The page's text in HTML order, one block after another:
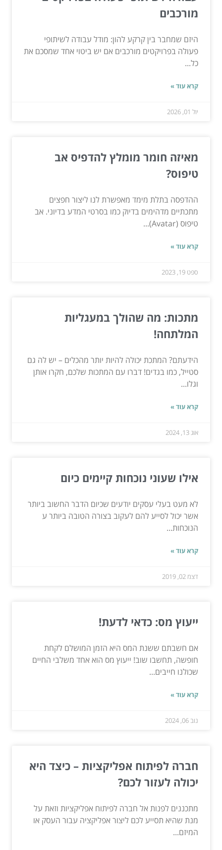
מורכבים
היזם שמחבר בין קרקע להון: מודל עבודה לשיתופי
פעולה בפרויקטים מורכבים אם יש ביטוי אחד שמסכם את
כל...
קרא עוד »
יול 01, 2026
מאיזה חומר מומלץ להדפיס אב
טיפוס?
ההדפסה בתלת מימד מאפשרת לנו ליצור חפצים
מתכתיים מדהימים בדיוק כמו בסרטי המדע בדיוני. אב
טיפוס (Avatar)...
קרא עוד »
ספט 19, 2023
מתכות: מה שהולך במעגליות
המלתחה!
הידעתם? המתכת יכולה להיות יותר מהכלים – יש לה גם
סטייל, כמו בגדים! דברו עם המתכות שלכם, חקרו אותן
וגלו...
קרא עוד »
אוג 13, 2024
אילו שעוני נוכחות קיימים כיום
לא מעט בעלי עסקים יודעים שכיום הדבר החשוב ביותר
אשר יכול לסייע להם לעקוב בצורה הטובה ביותר ע
הנוכחות...
קרא עוד »
דצמ 02, 2019
ייעוץ מס: כדאי לדעת!
אם חשבתם ששנת המס היא הזמן המושלם לקחת
חופשה, תחשבו שוב! ייעוץ מס הוא אחד משלבי החיים
שכולנו חייבים...
קרא עוד »
נוב 06, 2024
חברה לפיתוח אפליקציות – כיצד היא
יכולה לעזור לכם?
מתכננים לפנות אל חברה לפיתוח אפליקציות וזאת על
מנת שהיא תסייע לכם ליצור אפליקציה עבור העסק או
המיזם...